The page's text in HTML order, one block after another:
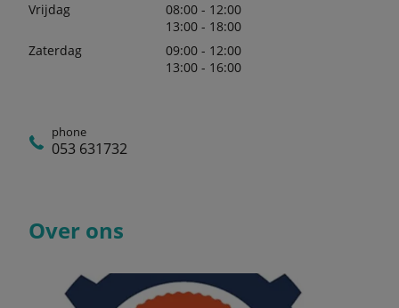
Vrijdag
08:00 - 12:00
13:00 - 18:00
Zaterdag
09:00 - 12:00
13:00 - 16:00
phone
053 631732
Over ons